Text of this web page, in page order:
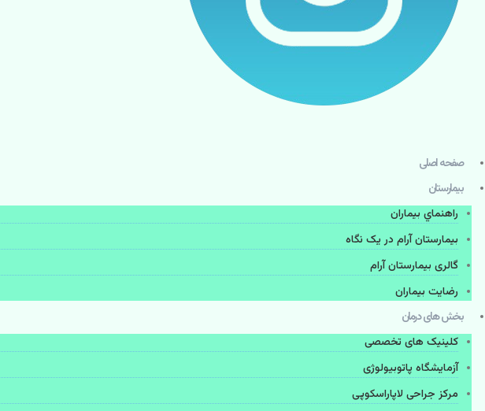
صفحه اصلی
بيمارستان
راهنماي بیماران
بیمارستان آرام در یک نگاه
گالری بیمارستان آرام
رضایت بیماران
بخش های درمان
کلینیک های تخصصی
آزمایشگاه پاتوبیولوژی
مرکز جراحی لاپاراسکوپی